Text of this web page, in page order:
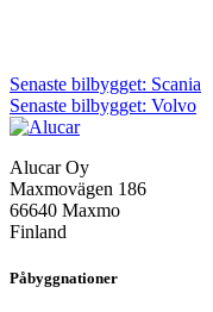
Inläggsnavigering
Senaste bilbygget: Scania
Senaste bilbygget: Volvo
Alucar Oy
Maxmovägen 186
66640 Maxmo
Finland
Påbyggnationer